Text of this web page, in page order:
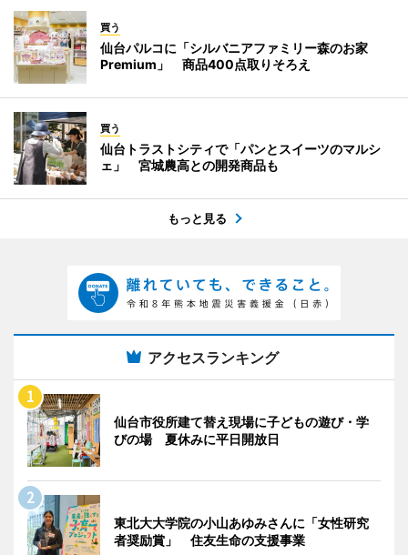
買う
仙台パルコに「シルバニアファミリー森のお家
Premium」 商品400点取りそろえ
買う
仙台トラストシティで「パンとスイーツのマルシ
ェ」 宮城農高との開発商品も
もっと見る
アクセスランキング
仙台市役所建て替え現場に子どもの遊び・学
びの場 夏休みに平日開放日
東北大大学院の小山あゆみさんに「女性研究
者奨励賞」 住友生命の支援事業